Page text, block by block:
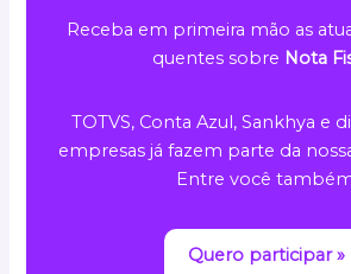
Receba em primeira mão as
quentes sobre Nota
TOTVS, Conta Azul, Sankhya e
empresas já fazem parte da
Entre você
Quero participar »